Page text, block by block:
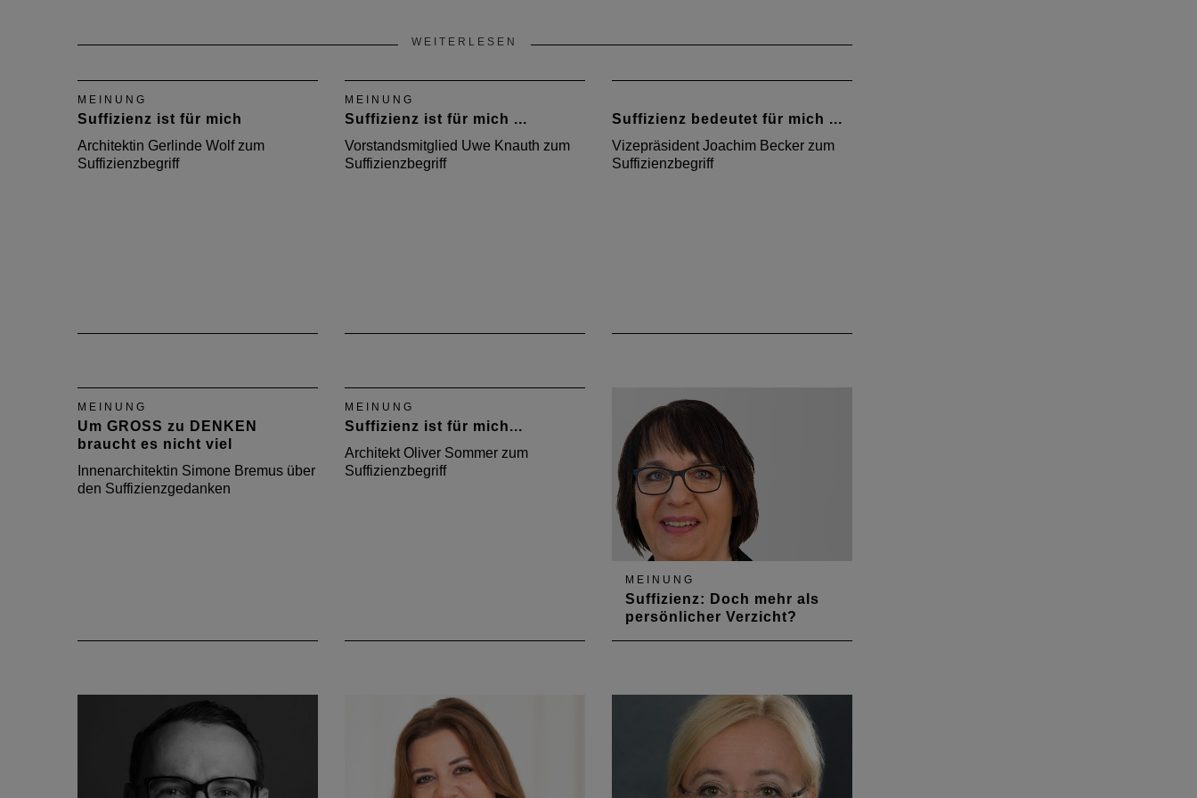
WEITERLESEN
MEINUNG
Suffizienz ist für mich
Architektin Gerlinde Wolf zum
Suffizienzbegriff
MEINUNG
Suffizienz ist für mich ...
Vorstandsmitglied Uwe Knauth zum
Suffizienzbegriff
Suffizienz bedeutet für mich ...
Vizepräsident Joachim Becker zum
Suffizienzbegriff
MEINUNG
Um GROSS zu DENKEN
braucht es nicht viel
Innenarchitektin Simone Bremus über
den Suffizienzgedanken
MEINUNG
Suffizienz ist für mich...
Architekt Oliver Sommer zum
Suffizienzbegriff
MEINUNG
Suffizienz: Doch mehr als
persönlicher Verzicht?